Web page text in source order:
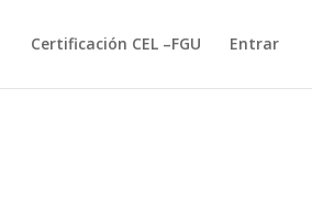
Certificación CEL –FGU Entrar